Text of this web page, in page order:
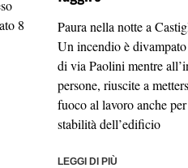
8
Paura nella notte a
Un incendio è
di via Paolini mentre
persone, riuscite a
fuoco al lavoro anche
stabilità dell’edificio
LEGGI DI PIÙ